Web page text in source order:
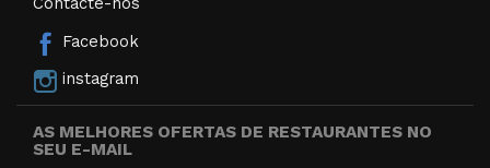
Facebook
instagram
AS MELHORES OFERTAS DE RESTAURANTES NO
SEU E-MAIL